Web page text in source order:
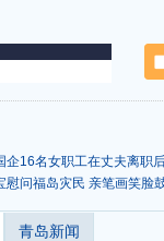
企16名女职工在丈夫离职
慰问福岛灾民 亲笔画笑脸
青岛新闻